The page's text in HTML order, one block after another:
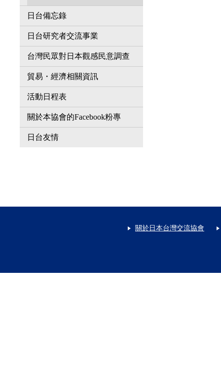
日台備忘錄
日台研究者交流事業
台灣民眾對日本觀感民意調查
貿易・經濟相關資訊
活動日程表
關於本協會的Facebook粉專
日台友情
關於日本台灣交流協會